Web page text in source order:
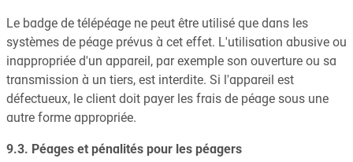
Le badge de télépéage ne peut être utilisé que dans les
systèmes de péage prévus à cet effet. L'utilisation abusive ou
inappropriée d'un appareil, par exemple son ouverture ou sa
transmission à un tiers, est interdite. Si l'appareil est
défectueux, le client doit payer les frais de péage sous une
autre forme appropriée.
9.3. Péages et pénalités pour les péagers